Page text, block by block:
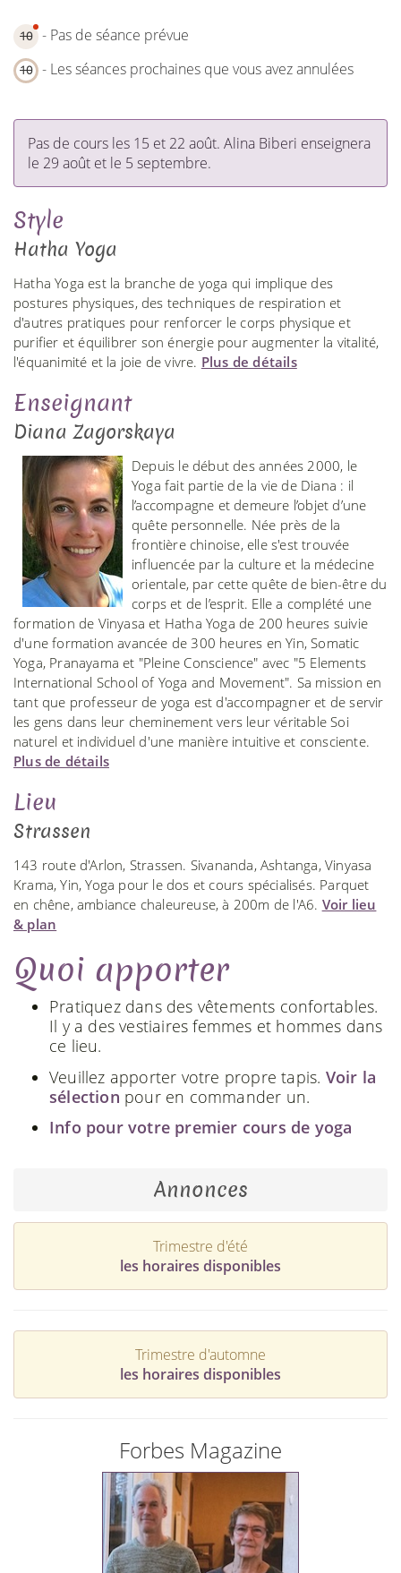
10 - Pas de séance prévue
10 - Les séances prochaines que vous avez annulées
Pas de cours les 15 et 22 août. Alina Biberi enseignera
le 29 août et le 5 septembre.
Style
Hatha Yoga
Hatha Yoga est la branche de yoga qui implique des
postures physiques, des techniques de respiration et
d'autres pratiques pour renforcer le corps physique et
purifier et équilibrer son énergie pour augmenter la vitalité,
l'équanimité et la joie de vivre. Plus de détails
Enseignant
Diana Zagorskaya
Depuis le début des années 2000, le
Yoga fait partie de la vie de Diana : il
l’accompagne et demeure l’objet d’une
quête personnelle. Née près de la
frontière chinoise, elle s'est trouvée
influencée par la culture et la médecine
orientale, par cette quête de bien-être du
corps et de l’esprit. Elle a complété une
formation de Vinyasa et Hatha Yoga de 200 heures suivie
d'une formation avancée de 300 heures en Yin, Somatic
Yoga, Pranayama et "Pleine Conscience" avec "5 Elements
International School of Yoga and Movement". Sa mission en
tant que professeur de yoga est d'accompagner et de servir
les gens dans leur cheminement vers leur véritable Soi
naturel et individuel d'une manière intuitive et consciente.
Plus de détails
Lieu
Strassen
143 route d'Arlon, Strassen. Sivananda, Ashtanga, Vinyasa
Krama, Yin, Yoga pour le dos et cours spécialisés. Parquet
en chêne, ambiance chaleureuse, à 200m de l'A6. Voir lieu
& plan
Quoi apporter
Pratiquez dans des vêtements confortables.
Il y a des vestiaires femmes et hommes dans
ce lieu.
Veuillez apporter votre propre tapis. Voir la
sélection pour en commander un.
Info pour votre premier cours de yoga
Annonces
Trimestre d'été
les horaires disponibles
Trimestre d'automne
les horaires disponibles
Forbes Magazine